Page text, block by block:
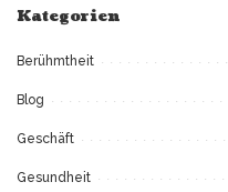
Kategorien
Berühmtheit
Blog
Geschäft
Gesundheit